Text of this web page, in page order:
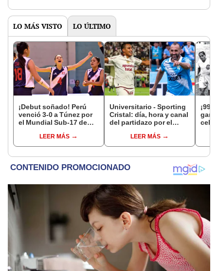
LO MÁS VISTO LO ÚLTIMO
¡Debut soñado! Perú
venció 3-0 a Túnez por
el Mundial Sub-17 de
LEER MÁS
Universitario - Sporting
Cristal: día, hora y canal
del partidazo por el
Liga 1 2026LEER MÁS
¡99